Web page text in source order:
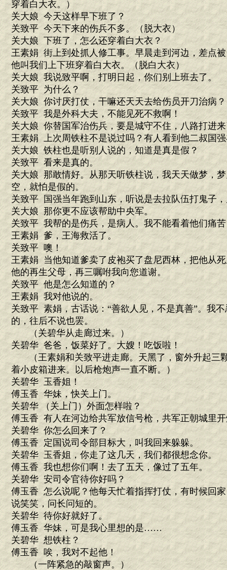
穿着白大衣。）
关大娘 今天这样早下班了？
关致平 今天下来的伤兵不多。（脱大衣）
关大娘 下班了，怎么还穿着白大衣？
王素娟 街上到处抓人修工事。早晨走到河边，差点
他叫我们上下班穿着白大衣。（脱白大衣）
关大娘 我说致平啊，打明日起，你们别上班去了。
关致平 为什么？
关大娘 你讨厌打仗，干嘛还天天去给伤员开刀治病？
关致平 我是外科大夫，不能见死不救啊！
关大娘 你替国军治伤兵，要是城守不住，八路打进
王素娟 上次周铁柱不是说过吗？有人看到他二叔国
关大娘 铁柱也是听别人说的，知道是真是假？
关致平 看来是真的。
关大娘 那敢情好。从那天听铁柱说，我天天做梦，
空，就怕是假的。
关致平 国强当年跑到山东，听说是去拉队伍打鬼子
关大娘 那你更不应该帮助中央军。
关致平 我帮的是伤兵，是病人。我不能看着他们痛
王素娟 爹，王海救活了。
关致平 噢！
王素娟 当他知道爹卖了皮袍买了盘尼西林，把他从
他的再生父母，再三嘱咐我向您道谢。
关致平 他是怎么知道的？
王素娟 我对他说的。
关致平 素娟，古话说：“善欲人见，不是真善”。我
的，往后不说也罢。
（关碧华从走廊过来。）
关碧华 爸爸，饭菜好了。大嫂！吃饭啦！
（王素娟和关致平进走廊。天黑了，窗外升起三
着小皮箱进来。以后枪炮声一直不断。）
关碧华 玉香姐！
傅玉香 华妹，快关上门。
关碧华 （关上门）外面怎样啦？
傅玉香 有人在河边给共军放信号枪，共军正朝城里
关碧华 你怎么回来了？
傅玉香 定国说司令部目标大，叫我回来躲躲。
关碧华 玉香姐，你走了这几天，我们都很想念你。
傅玉香 我也想你们啊！去了五天，像过了五年。
关碧华 安司令官待你好吗？
傅玉香 怎么说呢？他每天忙着指挥打仗，有时候回
说笑笑，问长问短的。
关碧华 待你好就好了。
傅玉香 华妹，可是我心里想的是……
关碧华 想铁柱？
傅玉香 唉，我对不起他！
（一阵紧急的敲窗声。）